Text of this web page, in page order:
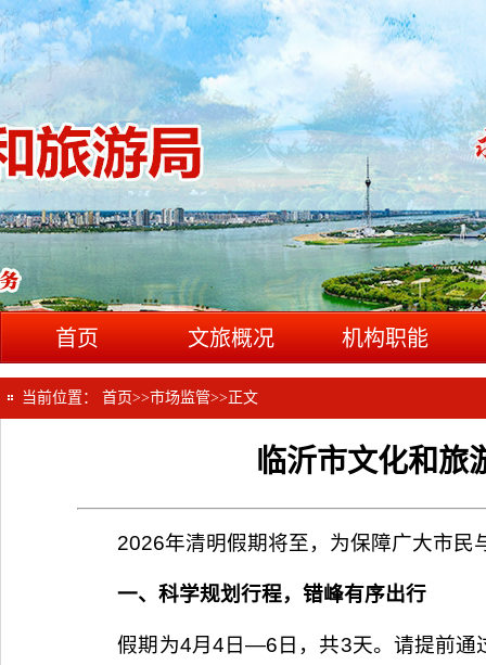
首页 文旅概况 机构职能
当前位置： 首页>>市场监管>> 正文
临沂市文化和旅
2026年清明假期将至，为保障广大市
一、科学规划行程，错峰有序出行
假期为4月4日—6日，共3天。请提前通